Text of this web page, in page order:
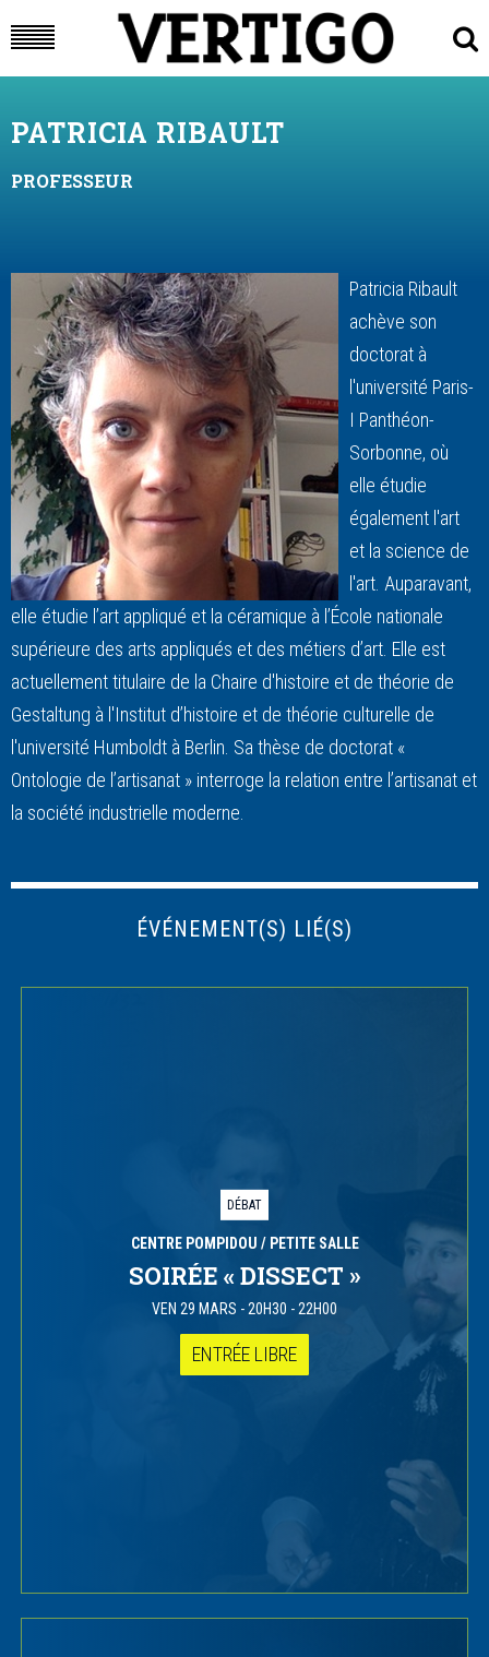
PATRICIA RIBAULT
PROFESSEUR
Patricia Ribault
achève son
doctorat à
l'université Paris-
I Panthéon-
Sorbonne, où
elle étudie
également l'art
et la science de
l'art. Auparavant,
elle étudie l’art appliqué et la céramique à l’École nationale
supérieure des arts appliqués et des métiers d’art. Elle est
actuellement titulaire de la Chaire d'histoire et de théorie de
Gestaltung à l'Institut d’histoire et de théorie culturelle de
l'université Humboldt à Berlin. Sa thèse de doctorat «
Ontologie de l’artisanat » interroge la relation entre l’artisanat et
la société industrielle moderne.
ÉVÉNEMENT(S) LIÉ(S)
DÉBAT
CENTRE POMPIDOU / PETITE SALLE
SOIRÉE « DISSECT »
VEN 29 MARS -20H30 - 22H00
ENTRÉE LIBRE